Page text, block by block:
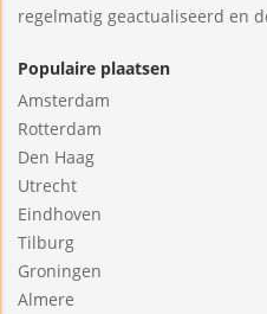
regelmatig geactualiseerd en
Populaire plaatsen
Amsterdam
Rotterdam
Den Haag
Utrecht
Eindhoven
Tilburg
Groningen
Almere